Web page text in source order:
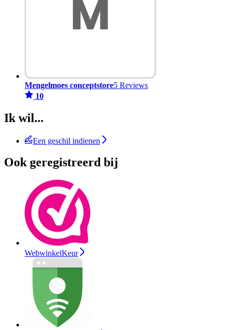
Mengelmoes conceptstore5 Reviews
10
Ik wil...
Een geschil indienen
Ook geregistreerd bij
WebwinkelKeur